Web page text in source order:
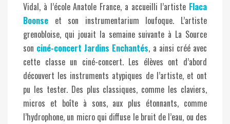
Vidal, à l’école Anatole France, a accueilli l’artiste Flaca
Boonse et son instrumentarium loufoque. L’artiste
grenobloise, qui jouait la semaine suivante à La Source
son ciné-concert Jardins Enchantés, a ainsi créé avec
cette classe un ciné-concert. Les élèves ont d’abord
découvert les instruments atypiques de l’artiste, et ont
pu les tester. Des plus classiques, comme les claviers,
micros et boîte à sons, aux plus étonnants, comme
l’hydrophone, un micro qui diffuse le bruit de l’eau, ou des